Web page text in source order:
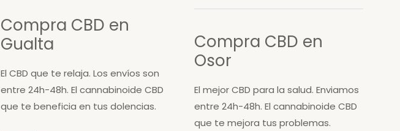
en
de
Molins
Compra CBD en
Gualta
El CBD que te relaja. Los envíos son
entre 24h-48h. El cannabinoide CBD
que te beneficia en tus dolencias.
Compra CBD en
Osor
El mejor CBD para la salud. Enviamos
entre 24h-48h. El cannabinoide CBD
que te mejora tus problemas.